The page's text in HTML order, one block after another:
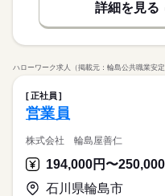
詳細を見る
ハローワーク求人（掲載元：輪島公共職業安定
正社員
営業員
株式会社 輪島屋善仁
石川県輪島市